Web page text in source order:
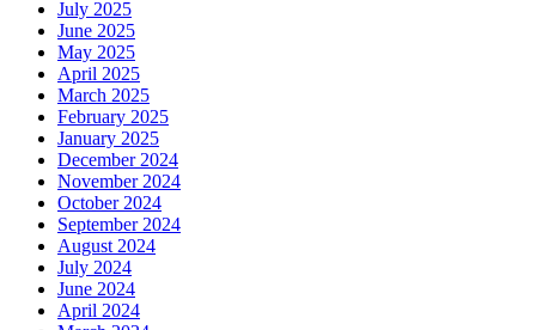
July 2025
June 2025
May 2025
April 2025
March 2025
February 2025
January 2025
December 2024
November 2024
October 2024
September 2024
August 2024
July 2024
June 2024
April 2024